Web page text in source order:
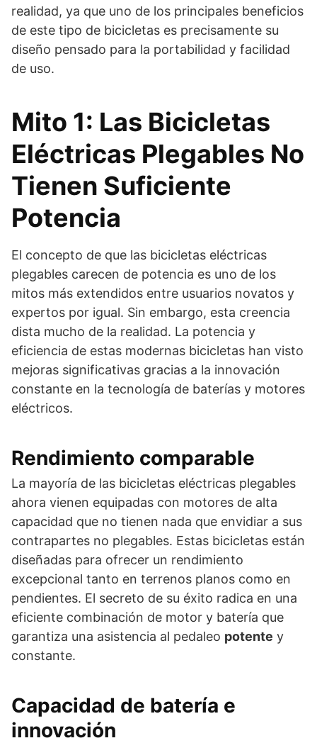
realidad, ya que uno de los principales beneficios
de este tipo de bicicletas es precisamente su
diseño pensado para la portabilidad y facilidad
de uso.
Mito 1: Las Bicicletas
Eléctricas Plegables No
Tienen Suficiente
Potencia
El concepto de que las bicicletas eléctricas
plegables carecen de potencia es uno de los
mitos más extendidos entre usuarios novatos y
expertos por igual. Sin embargo, esta creencia
dista mucho de la realidad. La potencia y
eficiencia de estas modernas bicicletas han visto
mejoras significativas gracias a la innovación
constante en la tecnología de baterías y motores
eléctricos.
Rendimiento comparable
La mayoría de las bicicletas eléctricas plegables
ahora vienen equipadas con motores de alta
capacidad que no tienen nada que envidiar a sus
contrapartes no plegables. Estas bicicletas están
diseñadas para ofrecer un rendimiento
excepcional tanto en terrenos planos como en
pendientes. El secreto de su éxito radica en una
eficiente combinación de motor y batería que
garantiza una asistencia al pedaleo potente y
constante.
Capacidad de batería e
innovación